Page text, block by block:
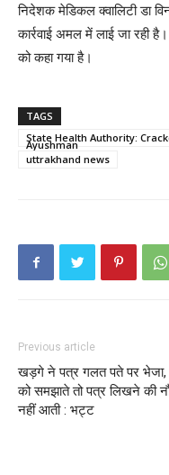
निदेशक मेडिकल क्वालिटी डा
कार्रवाई अमल में लाई जा रही
को कहा गया है।
TAGS
State Health Authority:
Ayushman
uttrakhand news
Previous article
खड़गे ने पत्र गलत पते पर भेजा,
को समझाते तो पत्र लिखने की
नहीं आती : भट्ट